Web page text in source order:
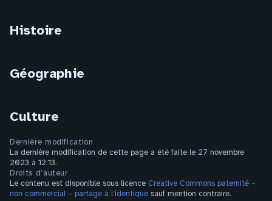
Histoire
Géographie
Culture
Dernière modification
La dernière modification de cette page a été faite le 27 novembre
2023 à 12:13.
Droits d’auteur
Le contenu est disponible sous licence Creative Commons paternité –
non commercial – partage à l’identique sauf mention contraire.